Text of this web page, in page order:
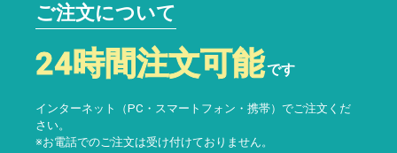
ご注文について
24時間注文可能です
インターネット（PC・スマートフォン・携帯）でご注文くだ
さい。
※お電話でのご注文は受け付けておりません。